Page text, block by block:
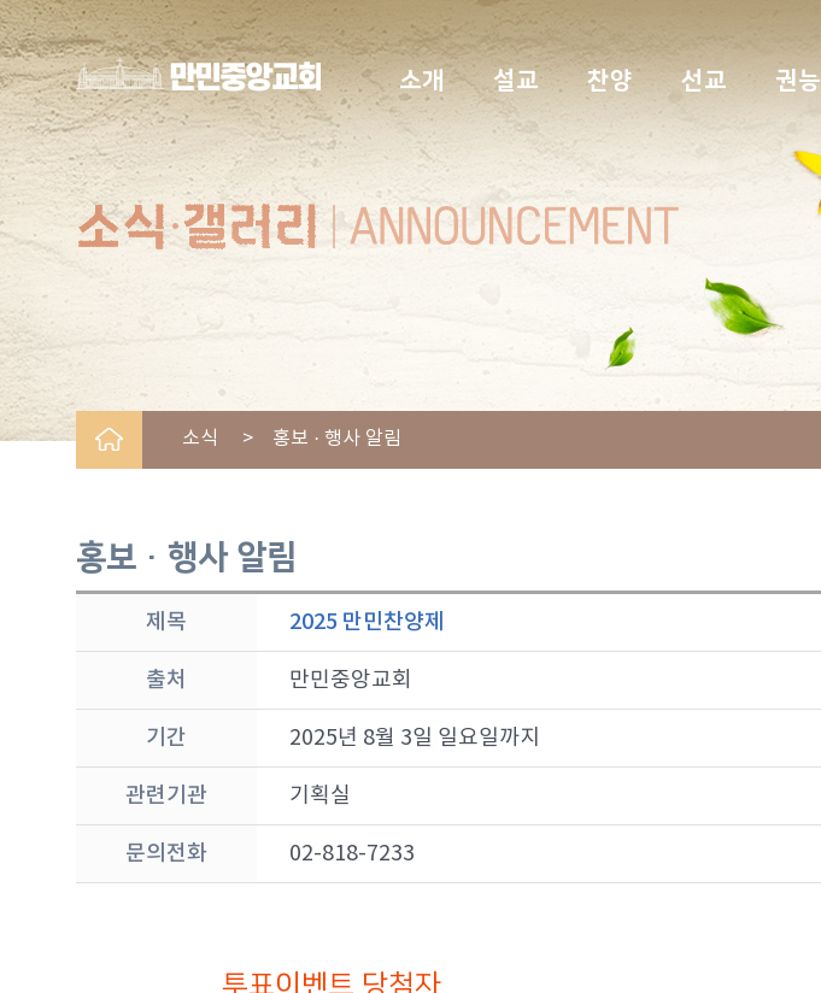
소개 설교 찬양 선교 권능
소식 > 홍보 · 행사 알림
홍보 · 행사 알림
제목 2025 만민찬양제
출처 만민중앙교회
기간 2025년 8월 3일 일요일까지
관련기관 기획실
문의전화 02-818-7233
투표이벤트 당첨자